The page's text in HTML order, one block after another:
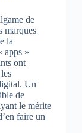
de
marques
la
apps »
ont
Un
de
le mérite
faire un